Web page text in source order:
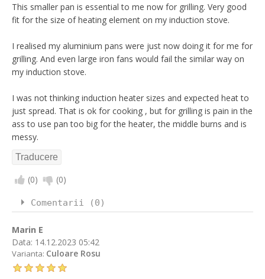
This smaller pan is essential to me now for grilling. Very good
fit for the size of heating element on my induction stove.
I realised my aluminium pans were just now doing it for me for
grilling. And even large iron fans would fail the similar way on
my induction stove.
I was not thinking induction heater sizes and expected heat to
just spread. That is ok for cooking , but for grilling is pain in the
ass to use pan too big for the heater, the middle burns and is
messy.
(0) (0)
Comentarii (0)
Marin E
Data: 14.12.2023 05:42
Varianta: Culoare Rosu